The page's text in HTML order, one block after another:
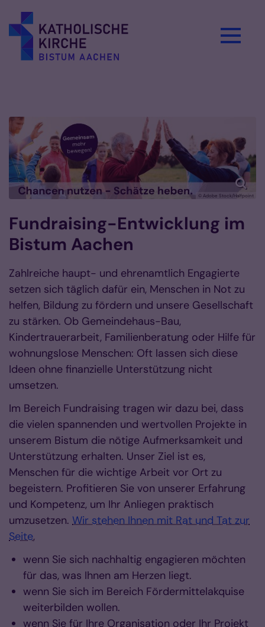
© Adobe Stock/Halfpoint
Fundraising-Entwicklung im
Bistum Aachen
Zahlreiche haupt- und ehrenamtlich Engagierte
setzen sich täglich dafür ein, Menschen in Not zu
helfen, Bildung zu fördern und unsere Gesellschaft
zu stärken. Ob Gemeindehaus-Bau,
Kindertrauerarbeit, Familienberatung oder Hilfe für
wohnungslose Menschen: Oft lassen sich diese
Ideen ohne finanzielle Unterstützung nicht
umsetzen.
Im Bereich Fundraising tragen wir dazu bei, dass
die vielen spannenden und wertvollen Projekte in
unserem Bistum die nötige Aufmerksamkeit und
Unterstützung erhalten. Unser Ziel ist es,
Menschen für die wichtige Arbeit vor Ort zu
begeistern. Profitieren Sie von unserer Erfahrung
und Kompetenz, um Ihr Anliegen praktisch
umzusetzen. Wir stehen Ihnen mit Rat und Tat zur
Seite,
wenn Sie sich nachhaltig engagieren möchten
für das, was Ihnen am Herzen liegt.
wenn Sie sich im Bereich Fördermittelakquise
weiterbilden wollen.
wenn Sie für Ihre Organisation oder Ihr Projekt